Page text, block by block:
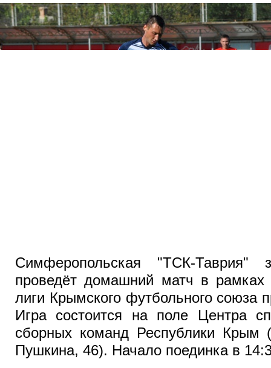
Симферопольская "ТСК-Таврия"
проведёт домашний матч в рамках
лиги Крымского футбольного союза
Игра состоится на поле Центра
сборных команд Республики Крым
Пушкина, 46). Начало поединка в